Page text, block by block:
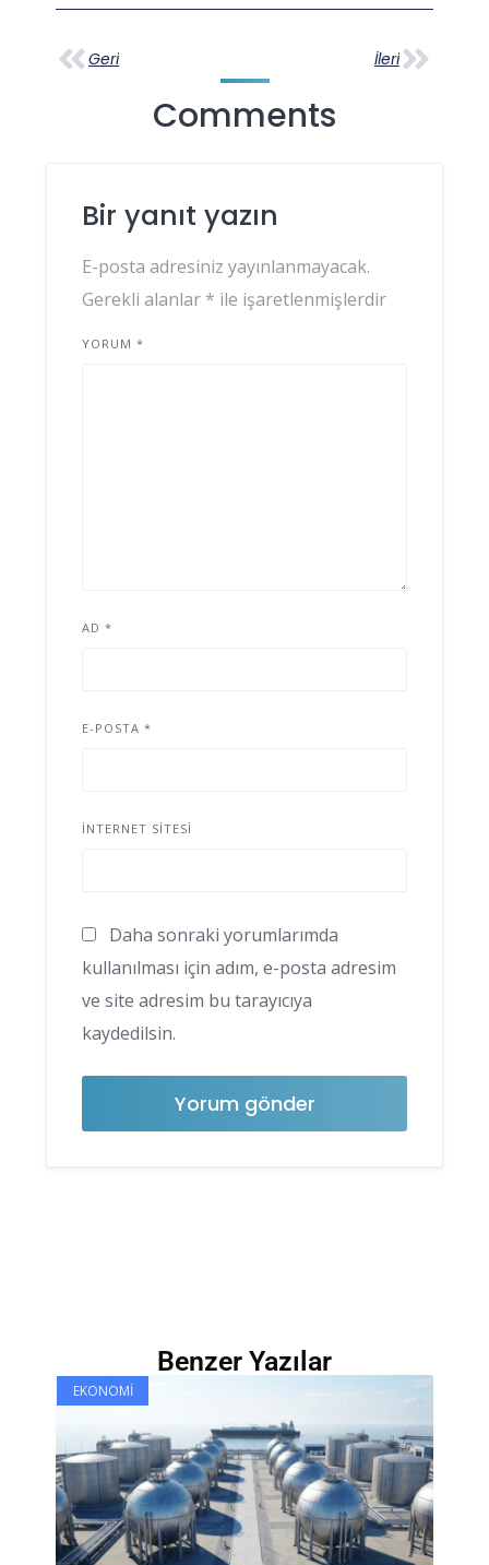
Geri İleri
Comments
Bir yanıt yazın
E-posta adresiniz yayınlanmayacak.
Gerekli alanlar * ile işaretlenmişlerdir
YORUM *
AD *
E-POSTA *
İNTERNET SITESI
Daha sonraki yorumlarımda
kullanılması için adım, e-posta adresim
ve site adresim bu tarayıcıya
kaydedilsin.
Benzer Yazılar
EKONOMI